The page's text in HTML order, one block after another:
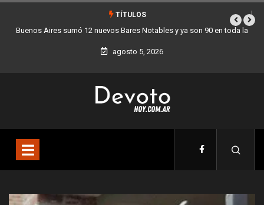
TÍTULOS
Los stands móviles de la Ciudad llegan esta semana a Villa Devoto
agosto 5, 2026